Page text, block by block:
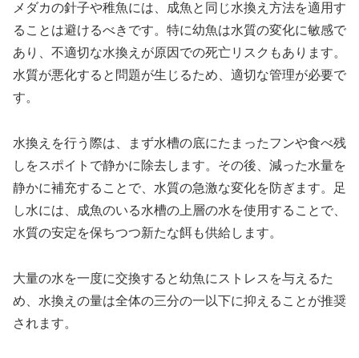
メダカの針子や稚魚には、成魚と同じ水換え方法を適用す
ることは避けるべきです。特に幼魚は水質の変化に敏感で
あり、不適切な水換えが原因での死亡リスクもあります。
水質が悪化すると問題が生じるため、適切な管理が必要で
す。
水換えを行う際は、まず水槽の底にたまったフンや食べ残
しをスポイトで静かに除去します。その後、減った水量を
静かに補充することで、水質の急激な変化を防ぎます。足
し水には、成魚のいる水槽の上層の水を使用することで、
水質の安定を保ちつつ新たな餌も供給します。
大量の水を一度に交換すると幼魚にストレスを与えるた
め、水換えの量は全体の三分の一以下に抑えることが推奨
されます。